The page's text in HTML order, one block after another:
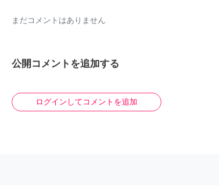
まだコメントはありません
公開コメントを追加する
ログインしてコメントを追加